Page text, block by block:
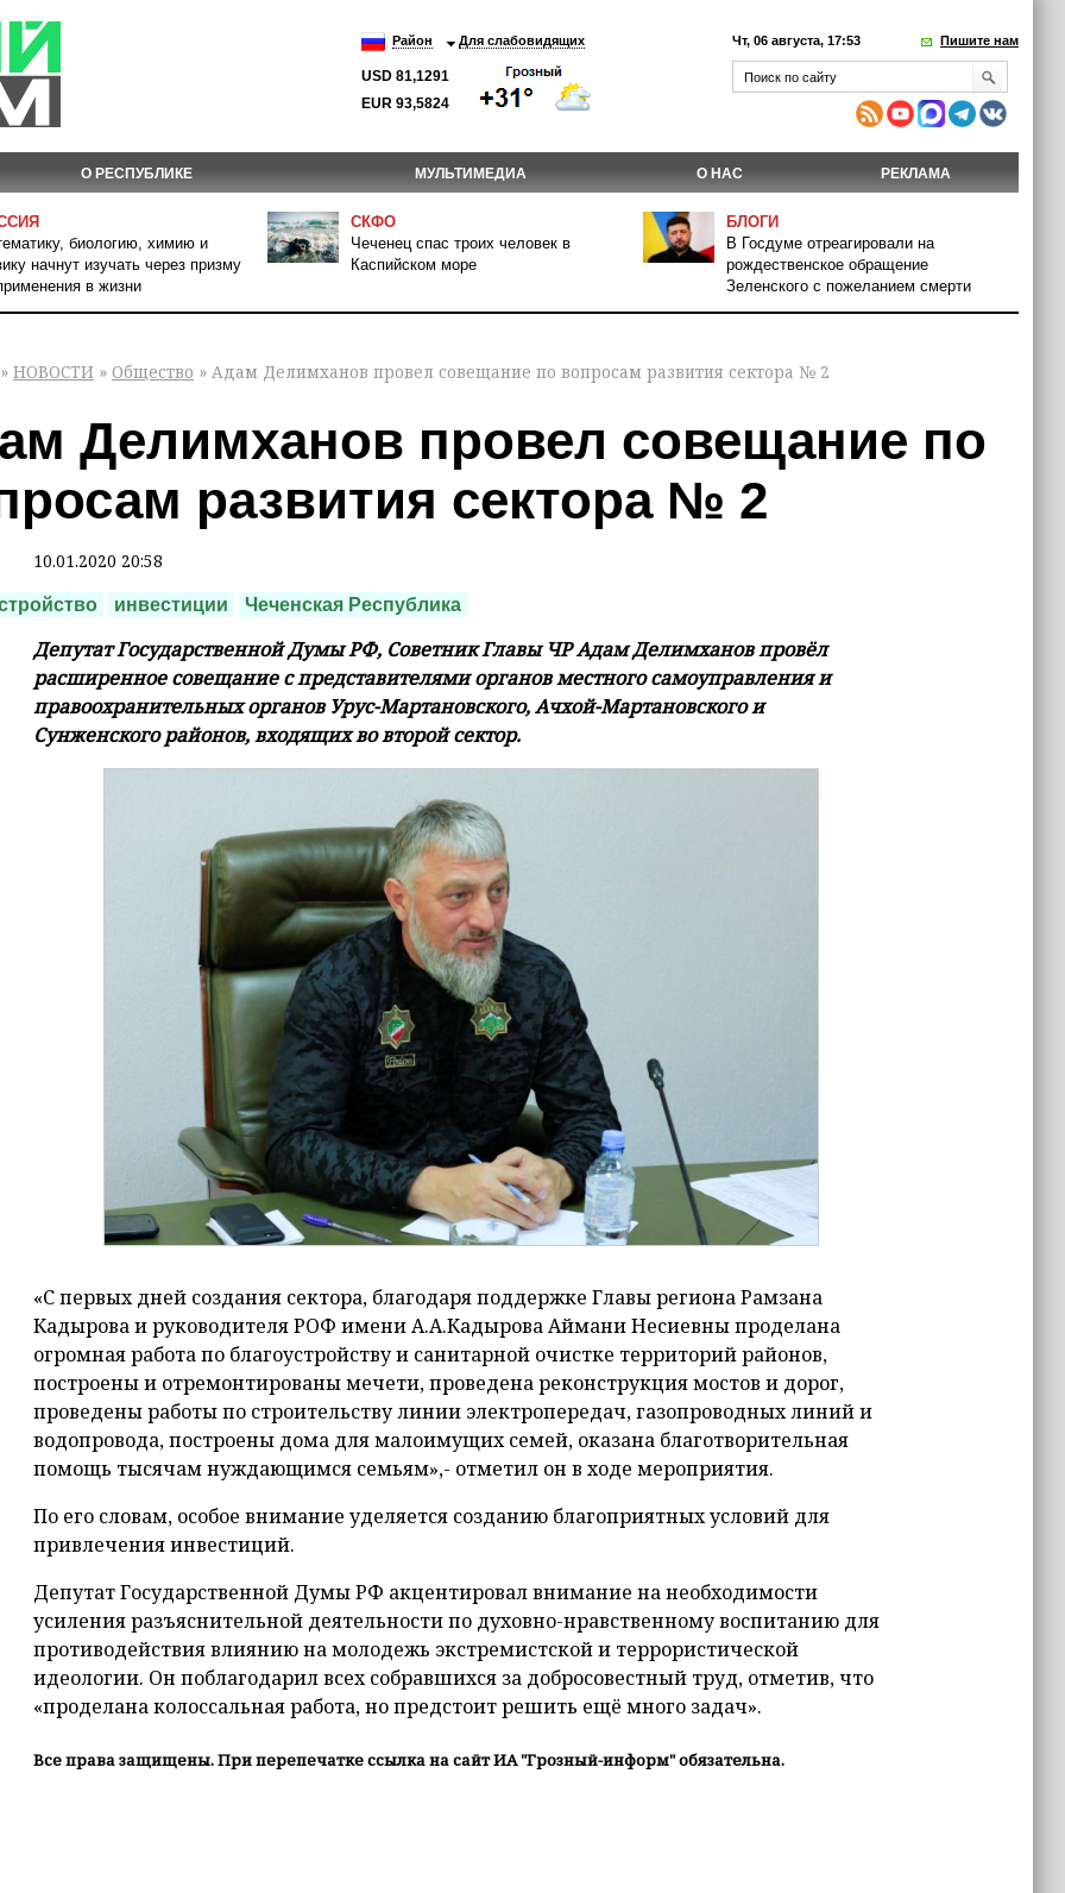
Район Для слабовидящих
USD 81,1291
EUR 93,5824
Чт, 06 августа, 17:53 Пишите нам
О РЕСПУБЛИКЕ МУЛЬТИМЕДИА О НАС РЕКЛАМА
биологию, химию и
начнут изучать через призму
в жизни
СКФО
Чеченец спас троих человек в
Каспийском море
БЛОГИ
В Госдуме отреагировали на
рождественское обращение
Зеленского с пожеланием смерти
» НОВОСТИ » Общество » Адам Делимханов провел совещание по вопросам развития сектора № 2
Делимханов провел совещание по
развития сектора № 2
10.01.2020 20:58
инвестиции Чеченская Республика
Депутат Государственной Думы РФ, Советник Главы ЧР Адам Делимханов провёл
расширенное совещание с представителями органов местного самоуправления и
правоохранительных органов Урус-Мартановского, Ачхой-Мартановского и
Сунженского районов, входящих во второй сектор.
«С первых дней создания сектора, благодаря поддержке Главы региона Рамзана
Кадырова и руководителя РОФ имени А.А.Кадырова Аймани Несиевны проделана
огромная работа по благоустройству и санитарной очистке территорий районов,
построены и отремонтированы мечети, проведена реконструкция мостов и дорог,
проведены работы по строительству линии электропередач, газопроводных линий и
водопровода, построены дома для малоимущих семей, оказана благотворительная
помощь тысячам нуждающимся семьям»,- отметил он в ходе мероприятия.
По его словам, особое внимание уделяется созданию благоприятных условий для
привлечения инвестиций.
Депутат Государственной Думы РФ акцентировал внимание на необходимости
усиления разъяснительной деятельности по духовно-нравственному воспитанию для
противодействия влиянию на молодежь экстремистской и террористической
идеологии. Он поблагодарил всех собравшихся за добросовестный труд, отметив, что
«проделана колоссальная работа, но предстоит решить ещё много задач».
Все права защищены. При перепечатке ссылка на сайт ИА "Грозный-информ" обязательна.